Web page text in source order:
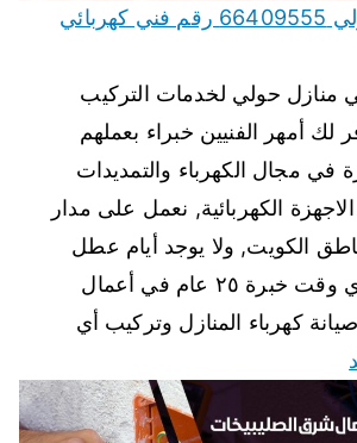
كهربائي منازل حولي 66409555 رقم فني كهربائي
منازل حولي لخدمات التركيب
لك أمهر الفنيين خبراء بعملهم
في مجال الكهرباء والتمديدات
الكهربائية, نعمل على مدار
الكويت, ولا يوجد أيام عطل
وإجازات, اتصل بأي وقت خبرة ٢٥ عام في أعمال
كهرباء المنازل وتركيب أي